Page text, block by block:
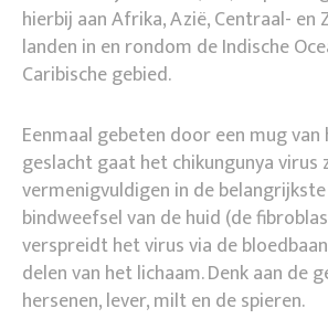
hierbij aan Afrika, Azië, Centraal- en
landen in en rondom de Indische
Caribische gebied.
Eenmaal gebeten door een mug van
geslacht gaat het chikungunya virus
vermenigvuldigen in de
bindweefsel van de huid (de
verspreidt het virus via de
delen van het lichaam. Denk aan de
hersenen, lever, milt en de spieren.